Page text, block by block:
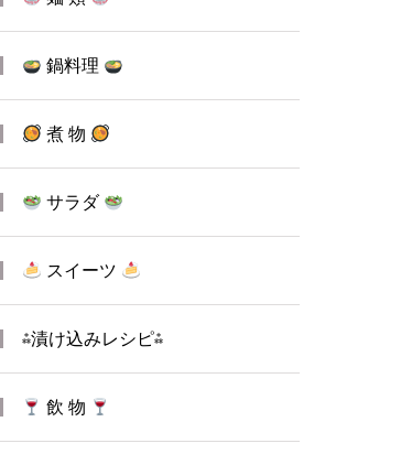
鍋料理
煮 物
サラダ
スイーツ
⁂漬け込みレシピ⁂
飲 物